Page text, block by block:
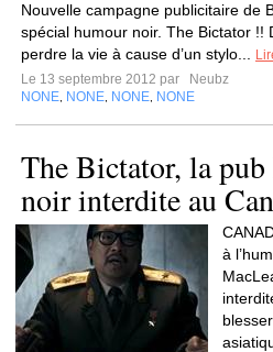
Nouvelle campagne publicitaire de
spécial humour noir. The Bictator !!
perdre la vie à cause d’un stylo...
Le 13 septembre 2012 par
Neubz
NONE NONE NONE NONE
The Bictator, la
noir interdite au
à